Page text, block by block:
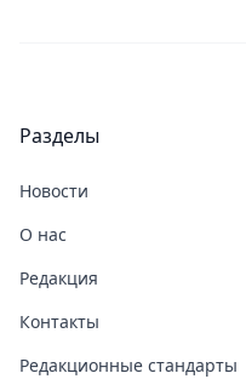
Разделы
Новости
О нас
Редакция
Контакты
Редакционные стандарты